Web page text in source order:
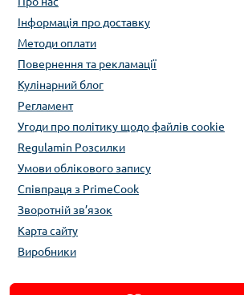
Інформація про доставку
Методи оплати
Повернення та рекламації
Кулінарний блог
Регламент
Угоди про політику щодо файлів cookie
Regulamin Розсилки
Умови облікового запису
Співпраця з PrimeCook
Зворотній зв’язок
Карта сайту
Виробники